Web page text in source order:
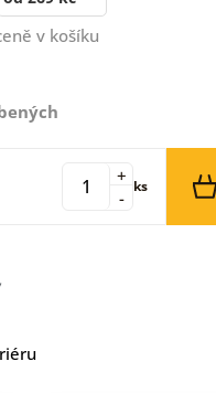
v košíku
-
+ ks